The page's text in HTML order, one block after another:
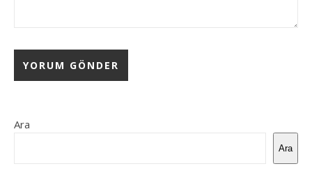
Ara
Ara